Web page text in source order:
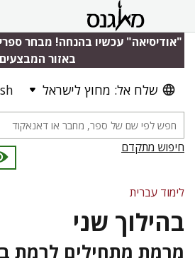
"אודיסיאה" עכשיו בהנחה! מבחר
באזור
שלח אל: מחוץ לישראל
חיפוש מתקדם
לימוד עברית
בהילוך שני
מרמת מתחילים לרמת